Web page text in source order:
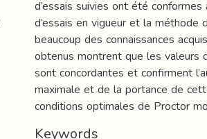
d’essais suivies ont été
d’essais en vigueur et la méthode
beaucoup des connaissances
obtenus montrent que les valeurs
sont concordantes et confirment
maximale et de la portance de
conditions optimales de Proctor
Keywords